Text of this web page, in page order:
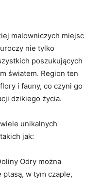
malowniczych ‍miejsc
nie tylko
⁤poszukujących
⁣światem. Region ten
i fauny, co czyni‍ go
dzikiego życia.
unikalnych⁢
jak:
Odry można
w tym czaple,⁢